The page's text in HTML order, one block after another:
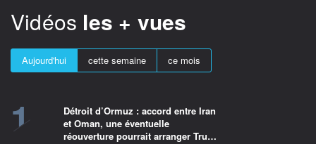
Vidéos les + vues
Aujourd'hui cette semaine ce mois
1
Détroit d’Ormuz : accord entre Iran
et Oman, une éventuelle
réouverture pourrait arranger Tru…